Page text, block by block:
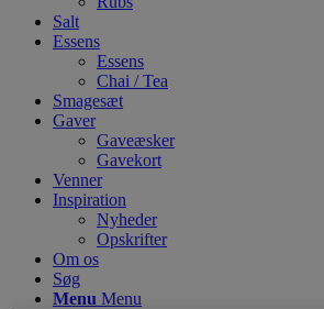
Salt
Essens
Essens
Chai / Tea
Smagesæt
Gaver
Gaveæsker
Gavekort
Venner
Inspiration
Nyheder
Opskrifter
Om os
Søg
Menu Menu